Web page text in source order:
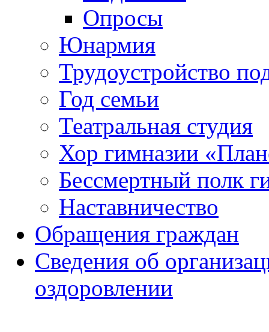
Опросы
Юнармия
Трудоустройство
Год семьи
Театральная студия
Хор гимназии
Бессмертный полк
Наставничество
Обращения граждан
Сведения об
оздоровлении